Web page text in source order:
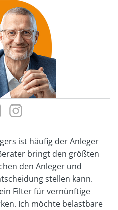
LinkedIn-
Profil
Christian
Dagg
Christian
Dagg
ist häufig der Anleger
bringt den größten
den Anleger und
stellen kann.
Filter für vernünftige
Ich möchte belastbare